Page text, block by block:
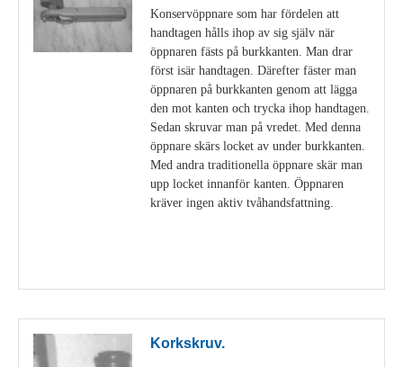
Konservöppnare som har fördelen att
handtagen hålls ihop av sig själv när
öppnaren fästs på burkkanten. Man drar
först isär handtagen. Därefter fäster man
öppnaren på burkkanten genom att lägga
den mot kanten och trycka ihop handtagen.
Sedan skruvar man på vredet. Med denna
öppnare skärs locket av under burkkanten.
Med andra traditionella öppnare skär man
upp locket innanför kanten. Öppnaren
kräver ingen aktiv tvåhandsfattning.
Korkskruv.